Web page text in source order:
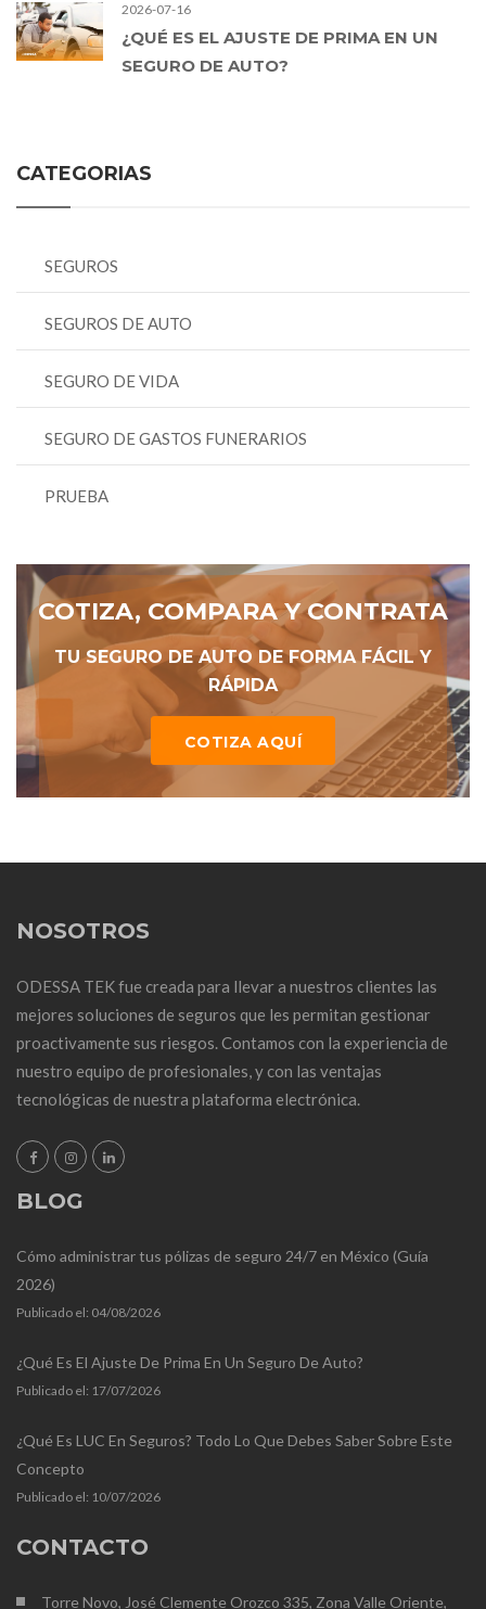
2026-07-16
¿QUÉ ES EL AJUSTE DE PRIMA EN UN
SEGURO DE AUTO?
CATEGORIAS
SEGUROS
SEGUROS DE AUTO
SEGURO DE VIDA
SEGURO DE GASTOS FUNERARIOS
PRUEBA
COTIZA, COMPARA Y CONTRATA
TU SEGURO DE AUTO DE FORMA FÁCIL Y
RÁPIDA
COTIZA AQUÍ
NOSOTROS
ODESSA TEK fue creada para llevar a nuestros clientes las
mejores soluciones de seguros que les permitan gestionar
proactivamente sus riesgos. Contamos con la experiencia de
nuestro equipo de profesionales, y con las ventajas
tecnológicas de nuestra plataforma electrónica.
BLOG
Cómo administrar tus pólizas de seguro 24/7 en México (Guía
2026)
Publicado el: 04/08/2026
¿Qué Es El Ajuste De Prima En Un Seguro De Auto?
Publicado el: 17/07/2026
¿Qué Es LUC En Seguros? Todo Lo Que Debes Saber Sobre Este
Concepto
Publicado el: 10/07/2026
CONTACTO
Torre Novo, José Clemente Orozco 335, Zona Valle Oriente,